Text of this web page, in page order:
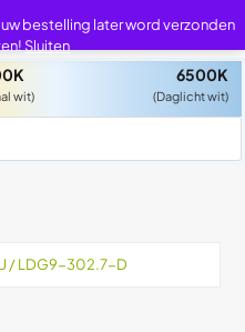
wit)
6500K
(Daglicht wit)
/ LDG9-302.7-D
bestelling later word verzonden
Sluiten